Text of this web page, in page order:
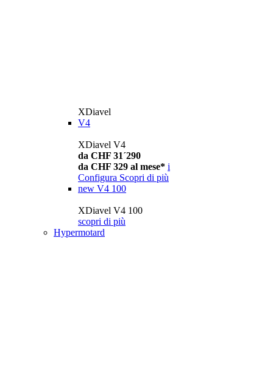
XDiavel
V4
XDiavel V4
da CHF 31´290
da CHF 329 al mese* i
Configura Scopri di più
new V4 100
XDiavel V4 100
scopri di più
Hypermotard